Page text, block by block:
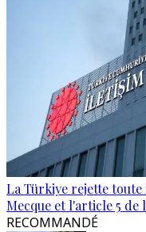
La Türkiye rejette
Mecque et l'article 5 de
RECOMMANDÉ